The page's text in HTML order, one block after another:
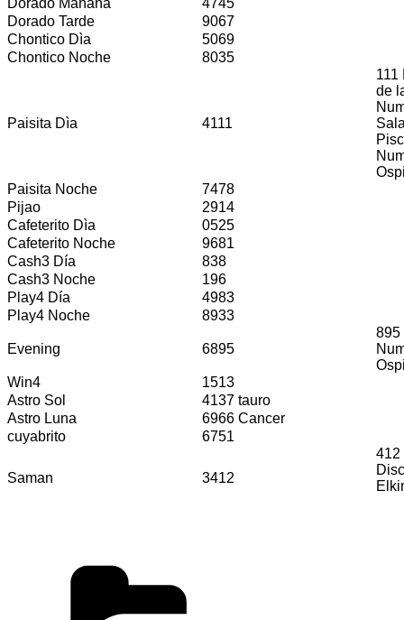
Dorado Tarde
9067
Chontico Dìa
5069
Chontico Noche
8035
Paisita Dìa 4111
111
de
Paisita Noche
7478
Pijao
2914
Cafeterito Dìa
0525
Cafeterito Noche
9681
Cash3 Día
838
Cash3 Noche
196
Play4 Día
4983
Play4 Noche
8933
Evening 6895
895
Win4
1513
Astro Sol
4137 tauro
Astro Luna
6966 Cancer
cuyabrito
6751
Saman 3412
412